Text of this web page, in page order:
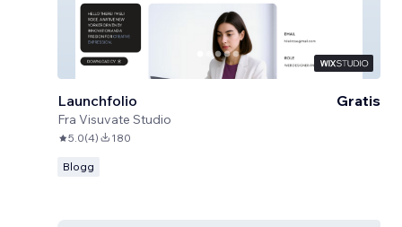
Launchfolio
Fra Visuvate Studio
Gratis
5.0(4) 180
Blogg